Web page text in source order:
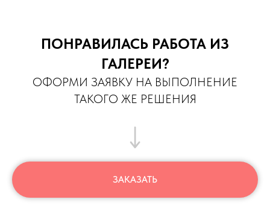
ПОНРАВИЛАСЬ РАБОТА ИЗ
ГАЛЕРЕИ?
ОФОРМИ ЗАЯВКУ НА ВЫПОЛНЕНИЕ
ТАКОГО ЖЕ РЕШЕНИЯ
ЗАКАЗАТЬ